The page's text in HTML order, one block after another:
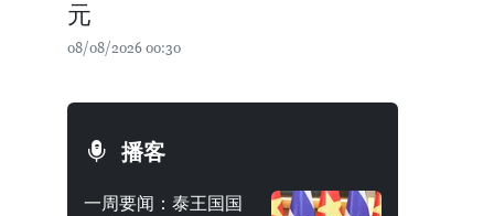
元
08/08/2026 00:30
播客
一周要闻：泰王国国